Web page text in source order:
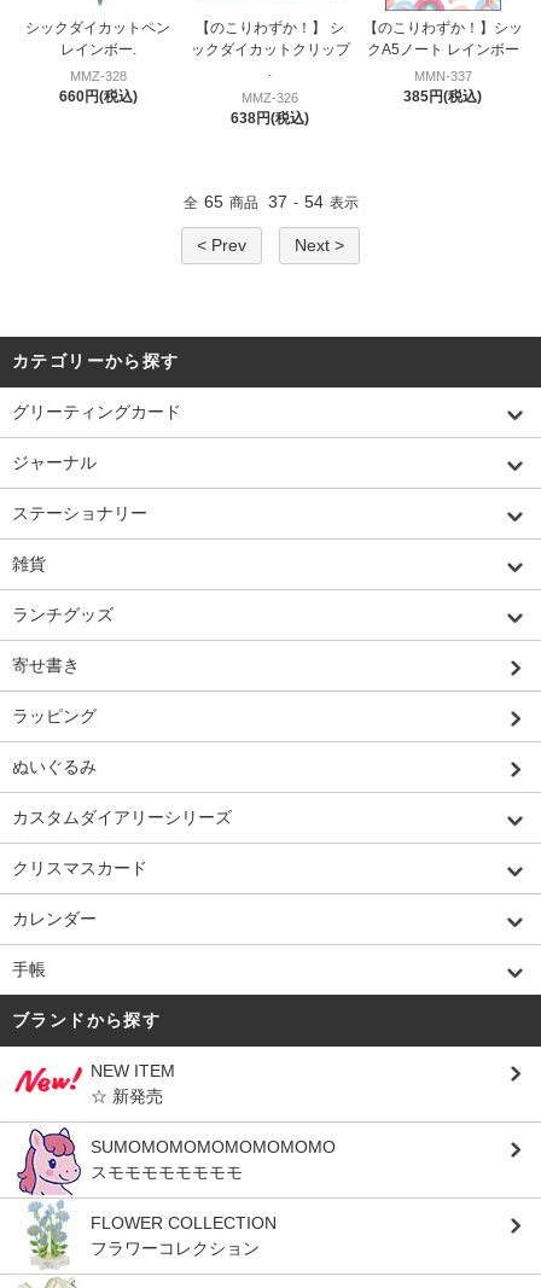
シックダイカットペン
レインボー.
MMZ-328
660円(税込)
【のこりわずか！】 シ
ックダイカットクリップ
.
MMZ-326
638円(税込)
【のこりわずか！】シッ
クA5ノート レインボー
MMN-337
385円(税込)
全 65 商品 37 - 54 表示
< Prev Next >
カテゴリーから探す
グリーティングカード
ジャーナル
ステーショナリー
雑貨
ランチグッズ
寄せ書き
ラッピング
ぬいぐるみ
カスタムダイアリーシリーズ
クリスマスカード
カレンダー
手帳
ブランドから探す
NEW ITEM
☆ 新発売
SUMOMOMOMOMOMOMOMO
スモモモモモモモモ
FLOWER COLLECTION
フラワーコレクション